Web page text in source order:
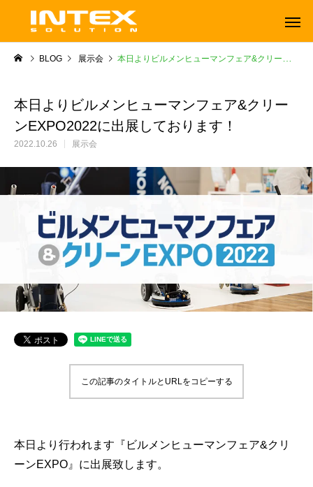
ORBOT
オーボット
TENNANT
テナントフロアマシン
BLOG 展示会 本日よりビルメンヒューマンフェア&クリーンEXPO2022に出展しております！
本日よりビルメンヒューマンフェア&クリー
ンEXPO2022に出展しております！
2022.10.26 展示会
この記事のタイトルとURLをコピーする
本日より行われます『ビルメンヒューマンフェア&クリ
ーンEXPO』に出展致します。